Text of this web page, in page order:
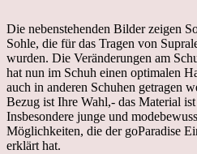
Die nebenstehenden Bilder zeigen
Sohle, die für das Tragen von
wurden. Die Veränderungen am
hat nun im Schuh einen optimalen
auch in anderen Schuhen getragen
Bezug ist Ihre Wahl,- das Material
Insbesondere junge und
Möglichkeiten, die der goParadise
erklärt hat.